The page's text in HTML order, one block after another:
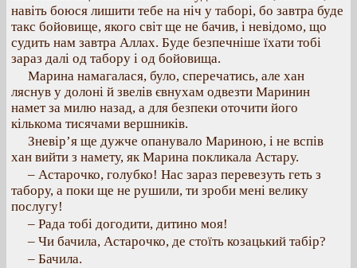
навіть боюся лишити тебе на ніч у таборі, бо завтра буде
такс бойовище, якого світ ще не бачив, і невідомо, що
судить нам завтра Аллах. Буде безпечніше їхати тобі
зараз далі од табору і од бойовища.
Марина намагалася, було, сперечатись, але хан
ляснув у долоні й звелів євнухам одвезти Маринин
намет за милю назад, а для безпеки оточити його
кількома тисячами вершників.
Зневір’я ще дужче опанувало Мариною, і не вспів
хан вийти з намету, як Марина покликала Астару.
– Астарочко, голубко! Нас зараз перевезуть геть з
табору, а поки ще не рушили, ти зроби мені велику
послугу!
– Рада тобі догодити, дитино моя!
– Чи бачила, Астарочко, де стоїть козацький табір?
– Бачила.